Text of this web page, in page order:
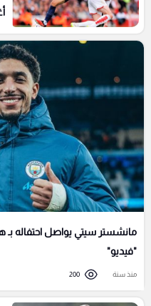
مانشستر سيتي يواصل احتفاله
"فيديو"
منذ سنة 200